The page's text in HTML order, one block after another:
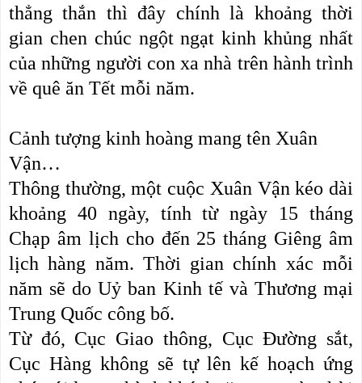
thẳng thắn thì đây chính là khoảng thời
gian chen chúc ngột ngạt kinh khủng nhất
của những người con xa nhà trên hành trình
về quê ăn Tết mỗi năm.
Cảnh tượng kinh hoàng mang tên Xuân
Vận…
Thông thường, một cuộc Xuân Vận kéo dài
khoảng 40 ngày, tính từ ngày 15 tháng
Chạp âm lịch cho đến 25 tháng Giêng âm
lịch hàng năm. Thời gian chính xác mỗi
năm sẽ do Uỷ ban Kinh tế và Thương mại
Trung Quốc công bố.
Từ đó, Cục Giao thông, Cục Đường sắt,
Cục Hàng không sẽ tự lên kế hoạch ứng